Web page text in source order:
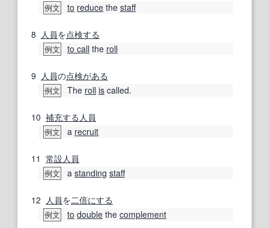
例文 to reduce the staff
8 人員を点検する
例文 to call the roll
9 人員の点検がある
例文 The roll is called.
10 補充する 人員
例文 a recruit
11 常設 人員
例文 a standing staff
12 人員を二倍にする
例文 to double the complement